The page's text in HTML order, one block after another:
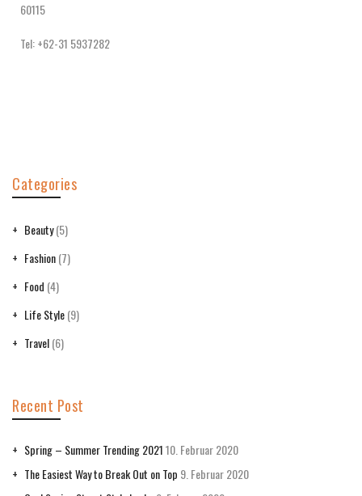
60115
Tel: +62-31 5937282
Categories
Beauty(5)
Fashion(7)
Food (4)
Life Style(9)
Travel(6)
Recent Post
Spring – Summer Trending 202110. Februar 2020
The Easiest Way to Break Out on Top 9. Februar 2020